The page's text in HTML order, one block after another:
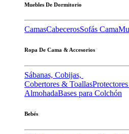
Muebles De Dormitorio
CamasCabecerosSofás Cama
Ropa De Cama & Accesorios
Sábanas, Cobijas,
Cobertores & Toallas
AlmohadaBases para Colchón
Bebés